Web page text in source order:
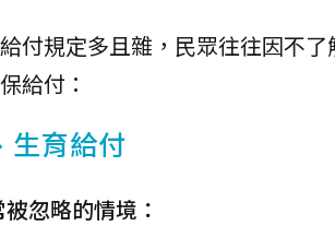
付規定多且雜，民眾往往因不
給付：
生育給付
忽略的情境：